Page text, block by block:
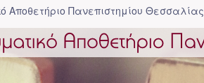
Αποθετήριο Πανεπιστημίου Θεσσαλίας